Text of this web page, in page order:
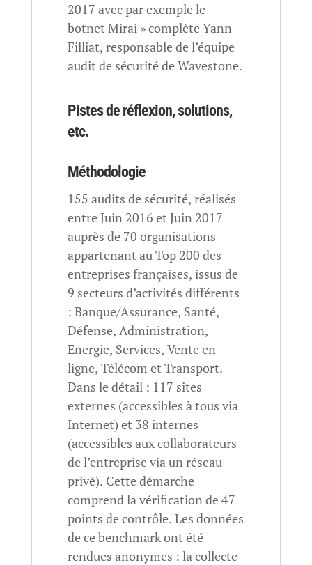
2017 avec par exemple le
botnet Mirai » complète Yann
Filliat, responsable de l’équipe
audit de sécurité de Wavestone.
Pistes de réflexion, solutions,
etc.
Méthodologie
155 audits de sécurité, réalisés
entre Juin 2016 et Juin 2017
auprès de 70 organisations
appartenant au Top 200 des
entreprises françaises, issus de
9 secteurs d’activités différents
: Banque/Assurance, Santé,
Défense, Administration,
Energie, Services, Vente en
ligne, Télécom et Transport.
Dans le détail : 117 sites
externes (accessibles à tous via
Internet) et 38 internes
(accessibles aux collaborateurs
de l’entreprise via un réseau
privé). Cette démarche
comprend la vérification de 47
points de contrôle. Les données
de ce benchmark ont été
rendues anonymes : la collecte